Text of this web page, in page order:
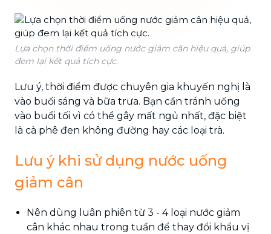
Lựa chọn thời điểm uống nước giảm cân hiệu quả, giúp
đem lại kết quả tích cực.
Lưu ý, thời điểm được chuyên gia khuyến nghị là
vào buổi sáng và bữa trưa. Bạn cần tránh uống
vào buổi tối vì có thể gây mất ngủ nhất, đặc biệt
là cà phê đen không đường hay các loại trà.
Lưu ý khi sử dụng nước uống
giảm cân
Nên dùng luân phiên từ 3 - 4 loại nước giảm
cân khác nhau trong tuần để thay đổi khẩu vị